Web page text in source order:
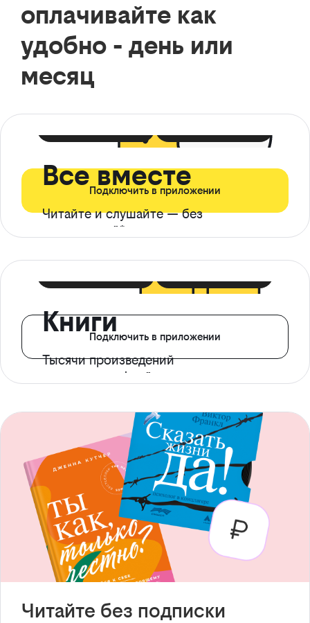
оплачивайте как
удобно - день или
месяц
Все вместе
Читайте и слушайте — без
ограничений*
Подключить в приложении
Книги
Тысячи произведений
с доступом офлайн
Подключить в приложении
Читайте без подписки